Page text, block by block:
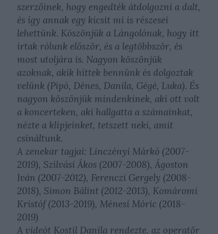
szerzőinek, hogy engedték átdolgozni a dalt,
és így annak egy kicsit mi is részesei
lehettünk. Köszönjük a Lángolónak, hogy itt
írtak rólunk először, és a legtöbbször, és
most utoljára is. Nagyon köszönjük
azoknak, akik hittek bennünk és dolgoztak
velünk (Pipó, Dénes, Danila, Gégé, Luka). És
nagyon köszönjük mindenkinek, aki ott volt
a koncerteken, aki hallgatta a számainkat,
nézte a klipjeinket, tetszett neki, amit
csináltunk.
A zenekar tagjai: Linczényi Márkó (2007-
2019), Szilvási Ákos (2007-2008), Ágoston
Iván (2007-2012), Ferenczi Gergely (2008-
2018), Simon Bálint (2012-2013), Komáromi
Kristóf (2013-2019), Ménesi Móric (2018-
2019)
A videót Kostil Danila rendezte, az operatőr